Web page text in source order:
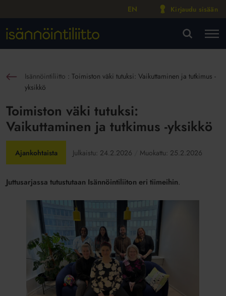
EN Kirjaudu sisään
Isännöintiliitto :Toimiston väki tutuksi: Vaikuttaminen ja tutkimus -
yksikkö
Toimiston väki tutuksi:
Vaikuttaminen ja tutkimus -yksikkö
Ajankohtaista Julkaistu: 24.2.2026 Muokattu: 25.2.2026
Juttusarjassa tutustutaan Isännöintiliiton eri tiimeihin.